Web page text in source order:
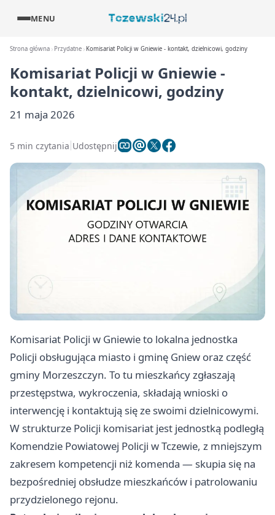
MENU
Strona główna Przydatne Komisariat Policji w Gniewie - kontakt, dzielnicowi, godziny
Komisariat Policji w Gniewie -
kontakt, dzielnicowi, godziny
21 maja 2026
5 min czytania Udostępnij
Komisariat Policji w Gniewie to lokalna jednostka
Policji obsługująca miasto i gminę Gniew oraz część
gminy Morzeszczyn. To tu mieszkańcy zgłaszają
przestępstwa, wykroczenia, składają wnioski o
interwencję i kontaktują się ze swoimi dzielnicowymi.
W strukturze Policji komisariat jest jednostką podległą
Komendzie Powiatowej Policji w Tczewie, z mniejszym
zakresem kompetencji niż komenda — skupia się na
bezpośredniej obsłudze mieszkańców i patrolowaniu
przydzielonego rejonu.